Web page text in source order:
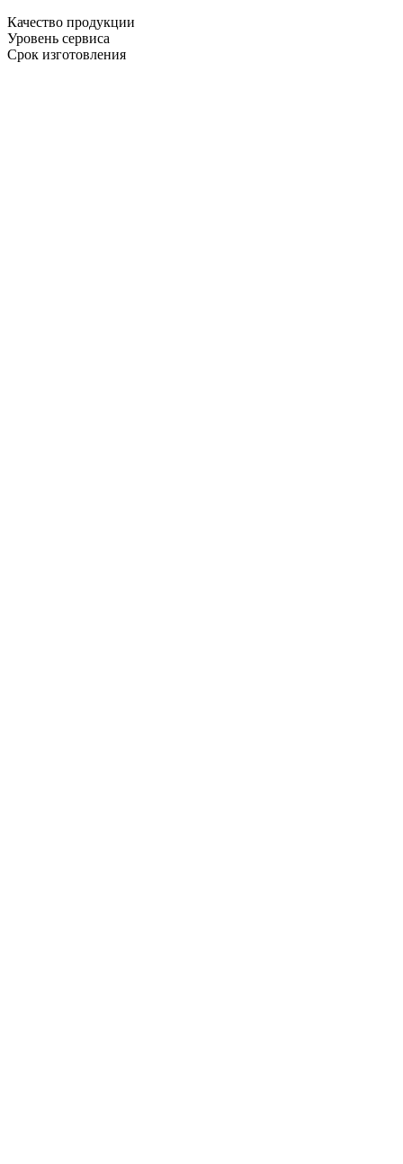
Качество продукции
Уровень сервиса
Срок изготовления